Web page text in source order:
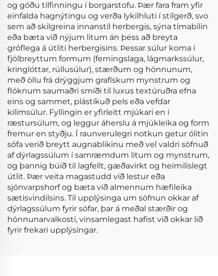
og góðu tilfinningu í borgarstofu. Þær fara fram yfir
einfalda hagnýtingu og verða lykilhluti í stílgerð, svo
sem að skilgreina innanstíl herbergis, sýna tímabilin
eða bæta við nýjum litum án þess að breyta
gróflega á útliti herbergisins. Þessar súlur koma í
fjölbreyttum formum (ferningslaga, lágmarkssúlur,
kringlóttar, rúllusúlur), stærðum og hönnunum,
með öllu frá drýggjum grafískum mynstrum og
flóknum saumaðri smíði til luxus textúruðra efna
eins og sammet, plástíkuð pels eða vefdar
kilimsúlur. Fyllingin er yfirleitt mjúkari en í
ræstursúlum, og leggur áherslu á mjúkleika og form
fremur en styðju. Í raunverulegri notkun getur ólitin
sófa verið breytt augnablikinu með vel valdri söfnuð
af dýrlagssúlum í samræmdum litum og mynstrum,
og þannig búið til lagfellt, gæðavirkt og heimilislegt
útlit. Þær veita magastudd við lestur eða
sjónvarpshorf og bæta við almennum hæfileika
sætisvindilsins. Til upplýsinga um söfnun okkar af
dýrlagssúlum fyrir sófar, þar á meðal stærðir og
hönnunarvalkosti, vinsamlegast hafist við okkar lið
fyrir frekari upplýsingar.